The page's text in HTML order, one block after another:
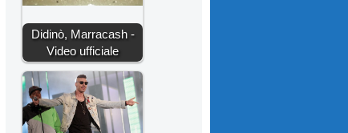
Didinò, Marracash -
Video ufficiale